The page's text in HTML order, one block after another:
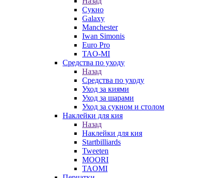
Сукно
Galaxy
Manchester
Iwan Simonis
Euro Pro
TAO-MI
Средства по уходу
Назад
Средства по уходу
Уход за киями
Уход за шарами
Уход за сукном и столом
Наклейки для кия
Назад
Наклейки для кия
Startbilliards
Tweeten
MOORI
TAOMI